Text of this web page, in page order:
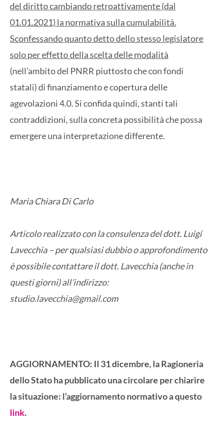
del diritto cambiando retroattivamente (dal
01.01.2021) la normativa sulla cumulabilità.
Sconfessando quanto detto dello stesso legislatore
solo per effetto della scelta delle modalità
(nell’ambito del PNRR piuttosto che con fondi
statali) di finanziamento e copertura delle
agevolazioni 4.0. Si confida quindi, stanti tali
contraddizioni, sulla concreta possibilità che possa
emergere una interpretazione differente.
Maria Chiara Di Carlo
Articolo realizzato con la consulenza del dott. Luigi
Lavecchia – per qualsiasi dubbio o approfondimento
è possibile contattare il dott. Lavecchia (anche in
questi giorni) all’indirizzo:
studio.lavecchia@gmail.com
AGGIORNAMENTO: Il 31 dicembre, la Ragioneria
dello Stato ha pubblicato una circolare per chiarire
la situazione: l’aggiornamento normativo a questo
link.